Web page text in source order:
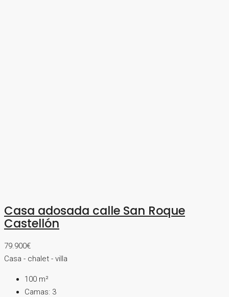
Casa adosada calle San Roque
Castellón
79.900€
Casa - chalet - villa
100 m²
Camas: 3